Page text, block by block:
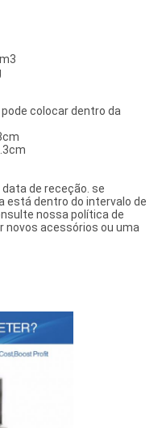
colocar dentro da
de receção. se
está dentro do intervalo de
nossa política de
novos acessórios ou uma